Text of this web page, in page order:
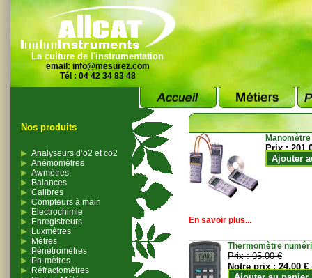
La culture de l'instrumentation
email: info@mesurez.com
Tél : 04 42 34 83 48
Nos produits
Analyseurs d’o2 et co2
Anémomètres
Awmètres
Balances
Calibres
Compteurs à main
Electrochimie
Enregistreurs
Luxmètres
Mètres
Pénétromètres
Ph-mètres
Réfractomètres
Prix :
Ajouter
En savoir plus...
Thermomètre
Prix :95.00 €
Notre prix :24.00 €